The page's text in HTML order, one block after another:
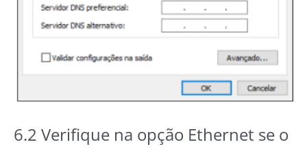
6.2 Verifique na opção Ethernet se o